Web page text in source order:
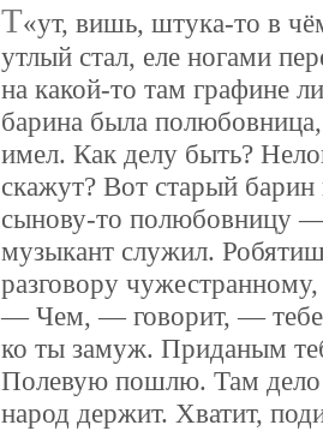
Т ут, вишь, штука-то в
утлый стал, еле ногами
на какой-то там графине
барина была
имел. Как делу быть?
скажут? Вот старый
сынову-то полюбовницу
музыкант служил.
разговору
— Чем, — говорит, — тебе
ко ты замуж. Приданым
Полевую пошлю. Там дело
народ держит. Хватит,